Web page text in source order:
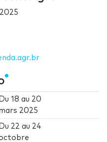
Du18 au 20
2025
Du 22 au 24